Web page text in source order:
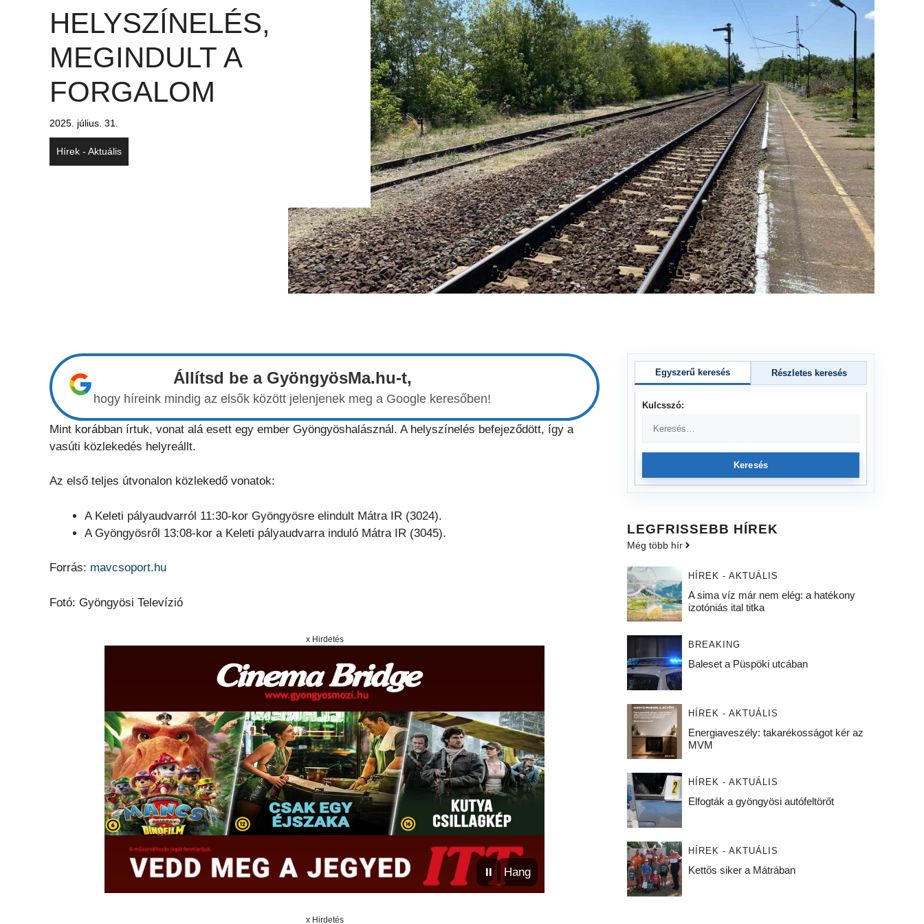
HELYSZÍNELÉS,
MEGINDULT A
FORGALOM
2025. július. 31.
Hírek - Aktuális
Állítsd be a GyöngyösMa.hu-t,
hogy híreink mindig az elsők között jelenjenek meg a Google keresőben!
Mint korábban írtuk, vonat alá esett egy ember Gyöngyöshalásznál. A helyszínelés befejeződött, így a
vasúti közlekedés helyreállt.
Az első teljes útvonalon közlekedő vonatok:
A Keleti pályaudvarról 11:30-kor Gyöngyösre elindult Mátra IR (3024).
A Gyöngyösről 13:08-kor a Keleti pályaudvarra induló Mátra IR (3045).
Forrás: mavcsoport.hu
Fotó: Gyöngyösi Televízió
x Hirdetés
⏸ Hang
x Hirdetés
Egyszerű keresés Részletes keresés
Kulcsszó:
Keresés
LEGFRISSEBB HÍREK
Még több hír
HÍREK - AKTUÁLIS
A sima víz már nem elég: a hatékony
izotóniás ital titka
BREAKING
Baleset a Püspöki utcában
HÍREK - AKTUÁLIS
Energiaveszély: takarékosságot kér az
MVM
HÍREK - AKTUÁLIS
Elfogták a gyöngyösi autófeltörőt
HÍREK - AKTUÁLIS
Kettős siker a Mátrában